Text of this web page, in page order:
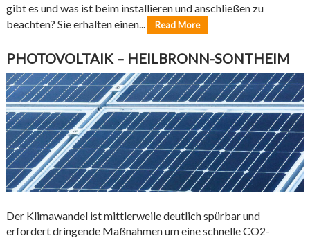
gibt es und was ist beim installieren und anschließen zu
beachten? Sie erhalten einen...
Read More
PHOTOVOLTAIK – HEILBRONN-SONTHEIM
Der Klimawandel ist mittlerweile deutlich spürbar und
erfordert dringende Maßnahmen um eine schnelle CO2-